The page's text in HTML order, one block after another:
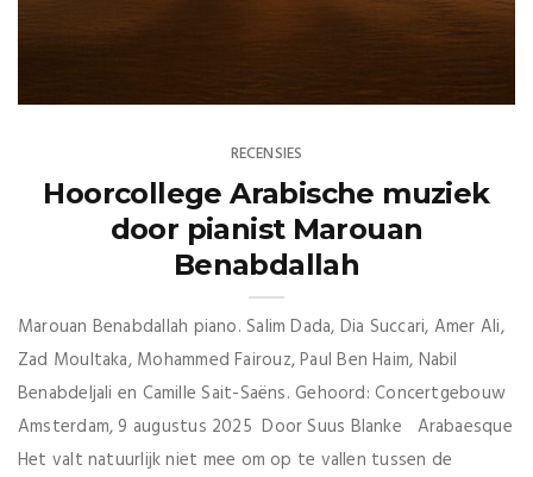
RECENSIES
Hoorcollege Arabische muziek
door pianist Marouan
Benabdallah
Marouan Benabdallah piano. Salim Dada, Dia Succari, Amer Ali,
Zad Moultaka, Mohammed Fairouz, Paul Ben Haim, Nabil
Benabdeljali en Camille Sait-Saëns. Gehoord: Concertgebouw
Amsterdam, 9 augustus 2025 Door Suus Blanke Arabaesque
Het valt natuurlijk niet mee om op te vallen tussen de